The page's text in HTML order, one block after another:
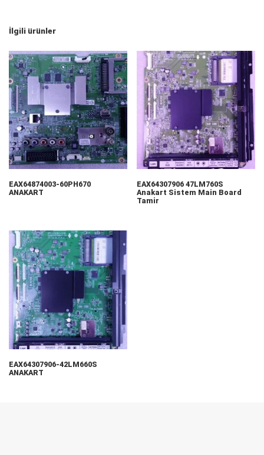
İlgili ürünler
EAX64874003-60PH670
ANAKART
EAX64307906 47LM760S
Anakart Sistem Main Board
Tamir
EAX64307906-42LM660S
ANAKART